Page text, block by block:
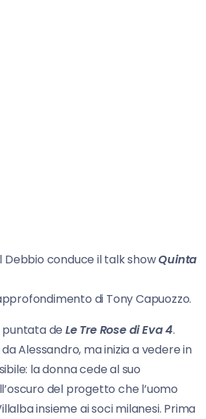
Debbio conduce il talk showQuinta
di Tony Capuozzo.
de Le Tre Rose di Eva 4.
Alessandro, ma inizia a vedere in
la donna cede al suo
del progetto che l’uomo
insieme ai soci milanesi. Prima